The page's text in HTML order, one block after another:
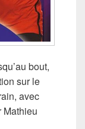
bout,
sur le
avec
Mathieu